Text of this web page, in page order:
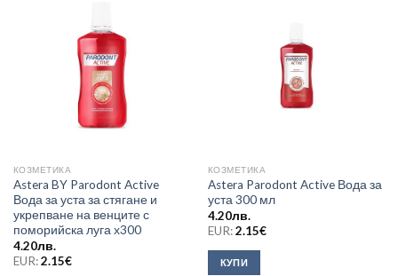
КОЗМЕТИКА
Astera BY Parodont Active
Вода за уста за стягане и
укрепване на венците с
поморийска луга х300
4.20лв.
EUR:2.15€
КОЗМЕТИКА
Astera Parodont Active Вода за
уста 300 мл
4.20лв.
EUR:2.15€
КУПИ